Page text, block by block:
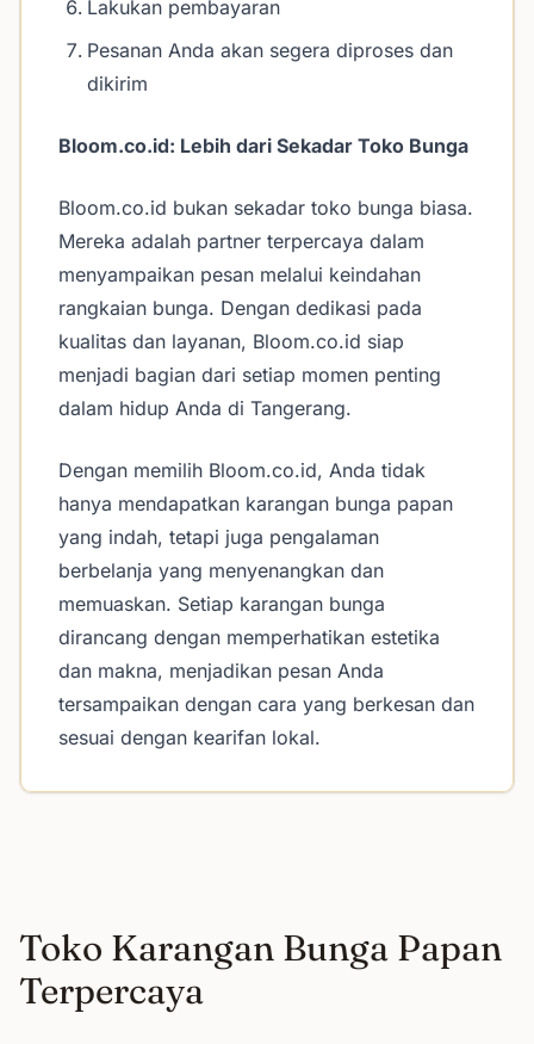
Lakukan pembayaran
Pesanan Anda akan segera diproses dan
dikirim
Bloom.co.id: Lebih dari Sekadar Toko Bunga
Bloom.co.id bukan sekadar toko bunga biasa.
Mereka adalah partner terpercaya dalam
menyampaikan pesan melalui keindahan
rangkaian bunga. Dengan dedikasi pada
kualitas dan layanan, Bloom.co.id siap
menjadi bagian dari setiap momen penting
dalam hidup Anda di Tangerang.
Dengan memilih Bloom.co.id, Anda tidak
hanya mendapatkan karangan bunga papan
yang indah, tetapi juga pengalaman
berbelanja yang menyenangkan dan
memuaskan. Setiap karangan bunga
dirancang dengan memperhatikan estetika
dan makna, menjadikan pesan Anda
tersampaikan dengan cara yang berkesan dan
sesuai dengan kearifan lokal.
Toko Karangan Bunga Papan
Terpercaya